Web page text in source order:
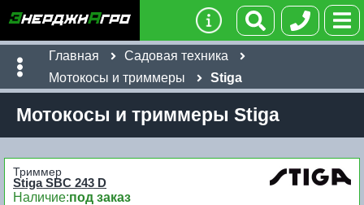
Главная
Садовая техника
Мотокосы и триммеры
Stiga
Мотокосы и триммеры Stiga
Триммер
Stiga SBC 243 D
Наличие:под заказ